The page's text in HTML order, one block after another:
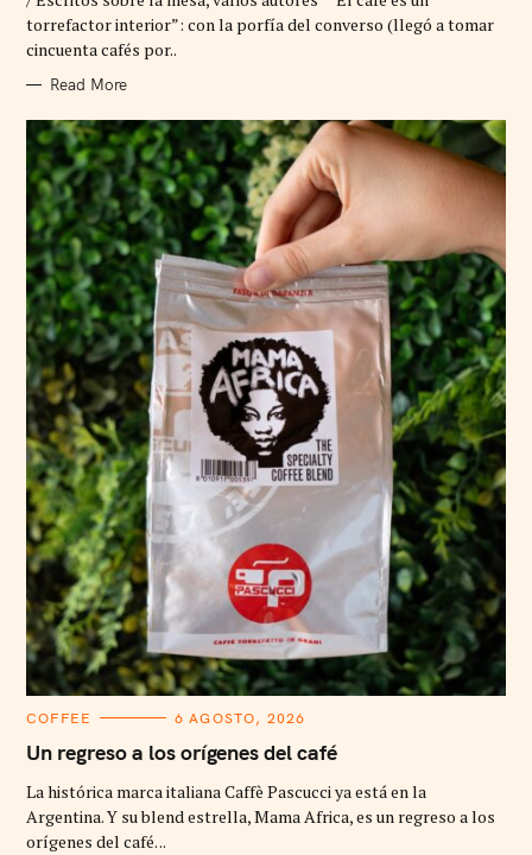
R
I
E
torrefactor interior”: con la porfía del converso (llegó a tomar
cincuenta cafés por..
Read More
C
T
E
O
R
I
E
COFFEE 6 AGOSTO, 2026
Un regreso a los orígenes del café
La histórica marca italiana Caffè Pascucci ya está en la
Argentina. Y su blend estrella, Mama Africa, es un regreso a los
orígenes del café. ..